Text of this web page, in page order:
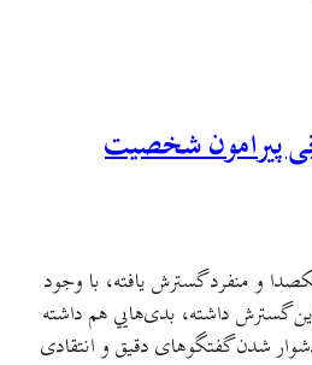
پیرامون شخصیت
و منفرد گسترش یافته، با وجود
گسترش داشته، بدی‌هایي هم داشته
شدن گفتگوهای دقیق و انتقادی